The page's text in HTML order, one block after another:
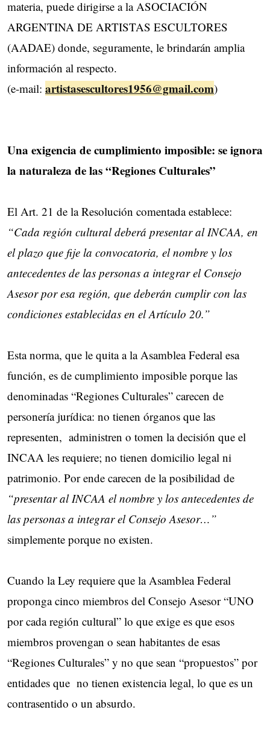
materia, puede dirigirse a la ASOCIACIÓN
ARGENTINA DE ARTISTAS ESCULTORES
(AADAE) donde, seguramente, le brindarán amplia
información al respecto.
(e-mail: artistasescultores1956@gmail.com)
Una exigencia de cumplimiento imposible: se ignora
la naturaleza de las “Regiones Culturales”
El Art. 21 de la Resolución comentada establece:
“Cada región cultural deberá presentar al INCAA, en
el plazo que fije la convocatoria, el nombre y los
antecedentes de las personas a integrar el Consejo
Asesor por esa región, que deberán cumplir con las
condiciones establecidas en el Artículo 20.”
Esta norma, que le quita a la Asamblea Federal esa
función, es de cumplimiento imposible porque las
denominadas “Regiones Culturales” carecen de
personería jurídica: no tienen órganos que las
representen, administren o tomen la decisión que el
INCAA les requiere; no tienen domicilio legal ni
patrimonio. Por ende carecen de la posibilidad de
“presentar al INCAA el nombre y los antecedentes de
las personas a integrar el Consejo Asesor…”
simplemente porque no existen.
Cuando la Ley requiere que la Asamblea Federal
proponga cinco miembros del Consejo Asesor “UNO
por cada región cultural” lo que exige es que esos
miembros provengan o sean habitantes de esas
“Regiones Culturales” y no que sean “propuestos” por
entidades que no tienen existencia legal, lo que es un
contrasentido o un absurdo.